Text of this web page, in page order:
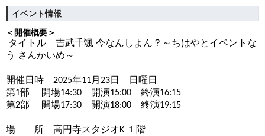
イベント情報
＜開催概要＞
タイトル 吉武千颯 今なんしよん？～ちはやとイベントな
う さんかいめ～
開催日時 2025年11月23日 日曜日
第1部 開場14:30 開演15:00 終演16:15
第2部 開場17:30 開演18:00 終演19:15
場 所 高円寺スタジオK １階